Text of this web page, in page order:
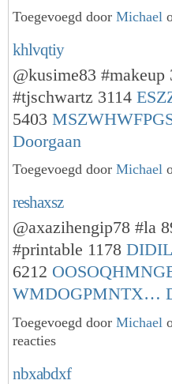
Toegevoegd door Michael
khlvqtiy
@kusime83 #makeup
#tjschwartz 3114
5403
Doorgaan
Toegevoegd door Michael
reshaxsz
@axazihengip78 #la
#printable 1178
6212
WMDOGPMNTX…
Toegevoegd door Michael
reacties
nbxabdxf